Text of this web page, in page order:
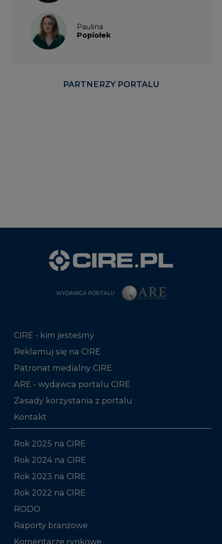
PARTNERZY PORTALU
WYDAWCA PORTALU
CIRE - kim jesteśmy
Rok 2025 na CIRE
Rok 2024 na CIRE
Zmiany kadrowe na rynku
Niniejsza strona korzysta z plików cookie